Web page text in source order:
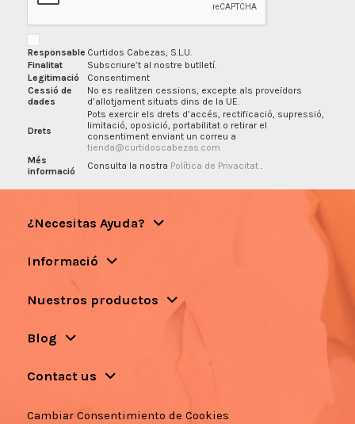
Responsable Curtidos Cabezas, S.L.U.
Finalitat
Subscriure’t al nostre butlletí.
Legitimació
Consentiment
Cessió de
dades
No es realitzen cessions, excepte als proveïdors
d’allotjament situats dins de la UE.
Drets
Pots exercir els drets d’accés, rectificació, supressió,
limitació, oposició, portabilitat o retirar el
consentiment enviant un correu a
tienda@curtidoscabezas.com
Més
informació
Consulta la nostra Política de Privacitat
¿Necesitas Ayuda?
Informació
Nuestros productos
Blog
Contact us
Cambiar Consentimiento de Cookies